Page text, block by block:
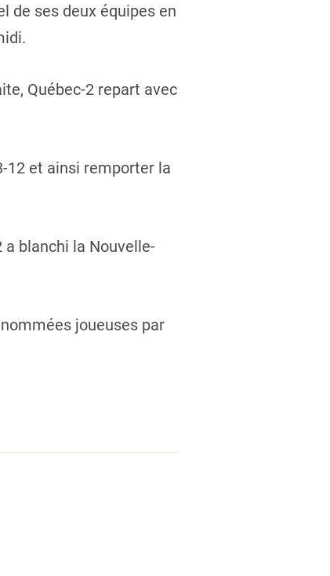
de ses deux équipes en
Québec-2 repart avec
12 et ainsi remporter la
a blanchi la Nouvelle-
joueuses par